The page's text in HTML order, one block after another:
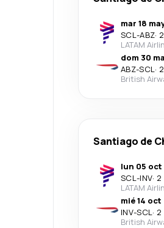
mar 18
SCL-ABZ·
LATAM
dom 30
ABZ-SCL·
British
Santiago de
lun 05 oct
SCL-INV· 2
LATAM
mié 14 oct
INV-SCL· 2
British